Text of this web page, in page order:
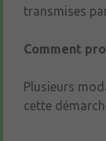
transmises
Comment
Plusieurs
cette